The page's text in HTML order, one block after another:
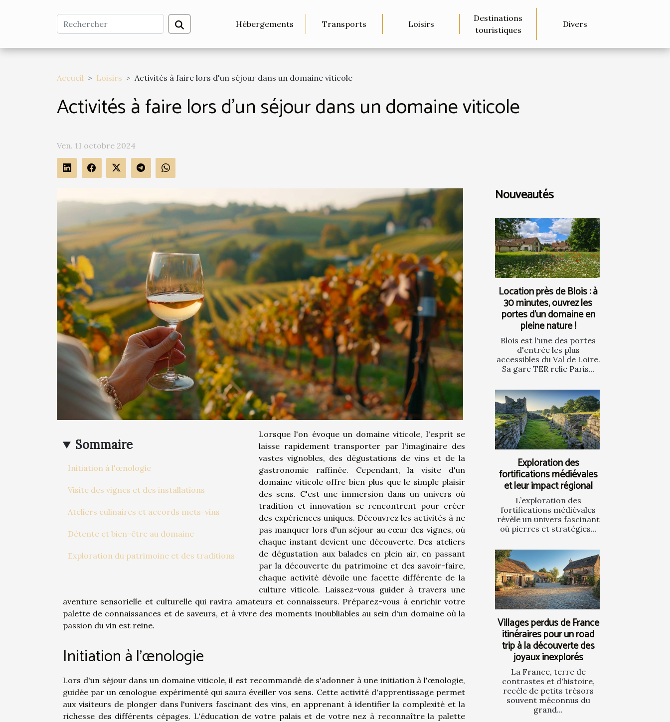
Hébergements Transports Loisirs
Destinations
touristiques
Divers
Accueil Loisirs Activités à faire lors d'un séjour dans un domaine viticole
Activités à faire lors d'un séjour dans un domaine viticole
Ven. 11 octobre 2024
Sommaire
Initiation à l'œnologie
Visite des vignes et des installations
Ateliers culinaires et accords mets-vins
Détente et bien-être au domaine
Exploration du patrimoine et des traditions
Lorsque l'on évoque un domaine viticole, l'esprit se
laisse rapidement transporter par l'imaginaire des
vastes vignobles, des dégustations de vins et de la
gastronomie raffinée. Cependant, la visite d'un
domaine viticole offre bien plus que le simple plaisir
des sens. C'est une immersion dans un univers où
tradition et innovation se rencontrent pour créer
des expériences uniques. Découvrez les activités à ne
pas manquer lors d'un séjour au cœur des vignes, où
chaque instant devient une découverte. Des ateliers
de dégustation aux balades en plein air, en passant
par la découverte du patrimoine et des savoir-faire,
chaque activité dévoile une facette différente de la
culture viticole. Laissez-vous guider à travers une
aventure sensorielle et culturelle qui ravira amateurs et connaisseurs. Préparez-vous à enrichir votre
palette de connaissances et de saveurs, et à vivre des moments inoubliables au sein d'un domaine où la
passion du vin est reine.
Initiation à l'œnologie
Lors d'un séjour dans un domaine viticole, il est recommandé de s'adonner à une initiation à l'œnologie,
guidée par un œnologue expérimenté qui saura éveiller vos sens. Cette activité d'apprentissage permet
aux visiteurs de plonger dans l'univers fascinant des vins, en apprenant à identifier la complexité et la
richesse des différents cépages. L'éducation de votre palais et de votre nez à reconnaître la palette
Nouveautés
Location près de Blois : à
30 minutes, ouvrez les
portes d’un domaine en
pleine nature !
Blois est l'une des portes
d'entrée les plus
accessibles du Val de Loire.
Sa gare TER relie Paris...
Exploration des
fortifications médiévales
et leur impact régional
L’exploration des
fortifications médiévales
révèle un univers fascinant
où pierres et stratégies...
Villages perdus de France
itinéraires pour un road
trip à la découverte des
joyaux inexplorés
La France, terre de
contrastes et d'histoire,
recèle de petits trésors
souvent méconnus du
grand...